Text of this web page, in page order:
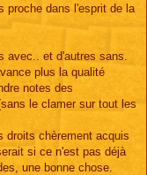
proche dans l'esprit de la
avec.. et d'autres sans.
plus la qualité
notes des
le clamer sur tout les
droits chèrement acquis
si ce n'est pas déjà
une bonne chose.